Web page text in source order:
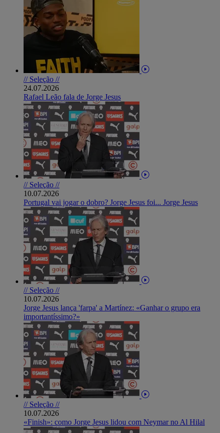
// Seleção //
24.07.2026
Rafael Leão fala de Jorge Jesus
// Seleção //
10.07.2026
Portugal vai jogar o dobro? Jorge Jesus foi... Jorge Jesus
// Seleção //
10.07.2026
Jorge Jesus lança 'farpa' a Martínez: «Ganhar o grupo era
importantíssimo?»
// Seleção //
10.07.2026
«Finish»: como Jorge Jesus lidou com Neymar no Al Hilal